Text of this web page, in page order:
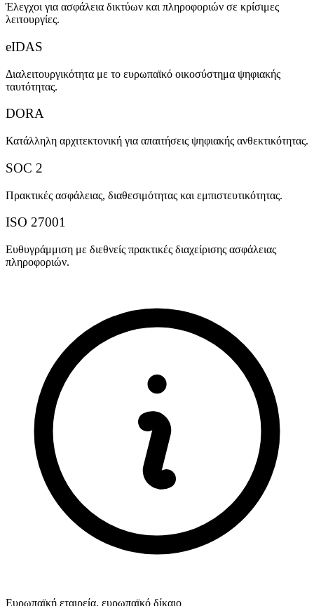
Έλεγχοι για ασφάλεια δικτύων και πληροφοριών σε κρίσιμες
λειτουργίες.
eIDAS
Διαλειτουργικότητα με το ευρωπαϊκό οικοσύστημα ψηφιακής
ταυτότητας.
DORA
Κατάλληλη αρχιτεκτονική για απαιτήσεις ψηφιακής ανθεκτικότητας.
SOC 2
Πρακτικές ασφάλειας, διαθεσιμότητας και εμπιστευτικότητας.
ISO 27001
Ευθυγράμμιση με διεθνείς πρακτικές διαχείρισης ασφάλειας
πληροφοριών.
Ευρωπαϊκή εταιρεία, ευρωπαϊκό δίκαιο